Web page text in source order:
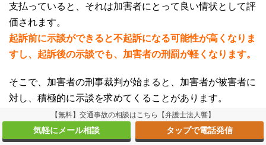
支払っていると、それは加害者にとって良い情状として評
価されます。
起訴前に示談ができると不起訴になる可能性が高くなりま
すし、起訴後の示談でも、加害者の刑罰が軽くなります。
そこで、加害者の刑事裁判が始まると、加害者が被害者に
対し、積極的に示談を求めてくることがあります。
嘆願書について
【無料】交通事故の相談はこちら【弁護士法人響】
気軽にメール相談 タップで電話発信